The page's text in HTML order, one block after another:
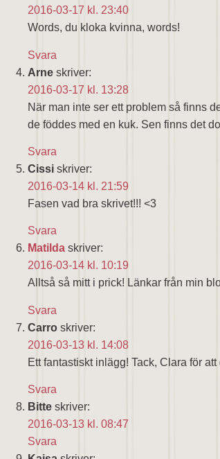
2016-03-17 kl. 23:40
Words, du kloka kvinna, words!
Svara
Arne skriver:
2016-03-17 kl. 13:28
När man inte ser ett problem så finns
de föddes med en kuk. Sen finns det
Svara
Cissi skriver:
2016-03-14 kl. 21:59
Fasen vad bra skrivet!!! <3
Svara
Matilda skriver:
2016-03-14 kl. 10:19
Alltså så mitt i prick! Länkar från min
Svara
Carro skriver:
2016-03-13 kl. 14:08
Ett fantastiskt inlägg! Tack, Clara för
Svara
Bitte skriver:
2016-03-13 kl. 08:47
Svara